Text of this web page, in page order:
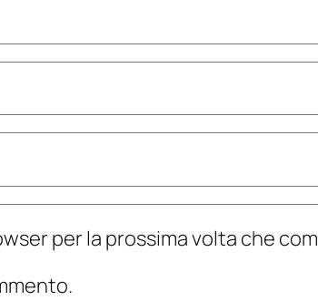
per la prossima volta che